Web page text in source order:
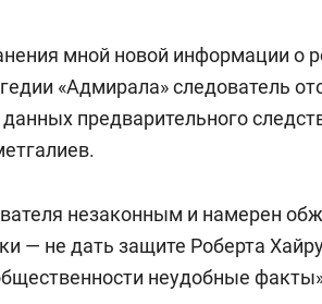
мной новой информации о
«Адмирала» следователь
предварительного
незаконным и намерен
— не дать защите Роберта
неудобные